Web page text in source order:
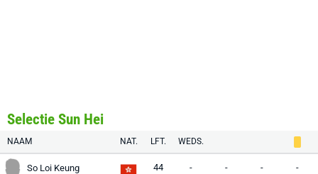
Selectie Sun Hei
NAAM NAT. LFT. WEDS.
So Loi Keung 44 - - - -